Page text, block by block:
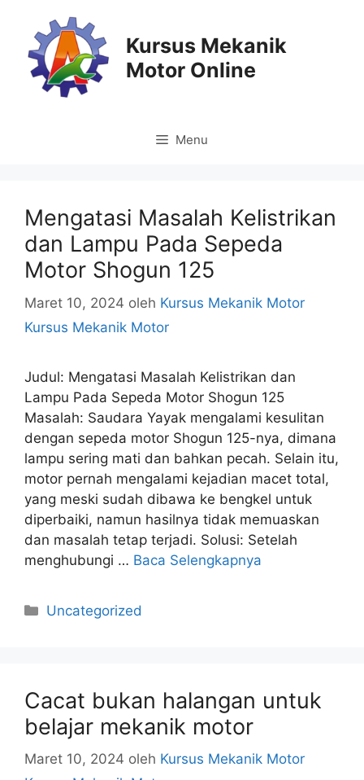
Kursus Mekanik
Motor Online
Menu
Mengatasi Masalah Kelistrikan
dan Lampu Pada Sepeda
Motor Shogun 125
Maret 10, 2024 oleh Kursus Mekanik Motor
Kursus Mekanik Motor
Judul: Mengatasi Masalah Kelistrikan dan
Lampu Pada Sepeda Motor Shogun 125
Masalah: Saudara Yayak mengalami kesulitan
dengan sepeda motor Shogun 125-nya, dimana
lampu sering mati dan bahkan pecah. Selain itu,
motor pernah mengalami kejadian macet total,
yang meski sudah dibawa ke bengkel untuk
diperbaiki, namun hasilnya tidak memuaskan
dan masalah tetap terjadi. Solusi: Setelah
menghubungi … Baca Selengkapnya
Kategori
Uncategorized
Cacat bukan halangan untuk
belajar mekanik motor
Maret 10, 2024 oleh Kursus Mekanik Motor